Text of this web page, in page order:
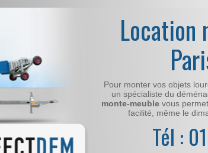
Location
Pour monter vos objets
un spécialiste du
monte-meuble vous
facilité, même le
Tél :